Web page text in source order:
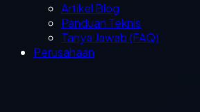
Artikel Blog
Panduan Teknis
Tanya Jawab (FAQ)
Perusahaan